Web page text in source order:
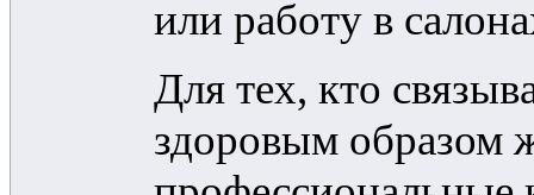
или работу в
Для тех, кто
здоровым образом